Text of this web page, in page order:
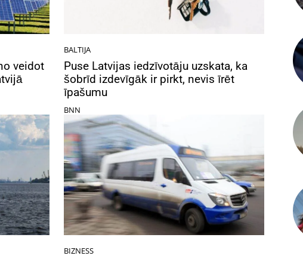
veidot
BALTIJA
Puse Latvijas iedzīvotāju uzskata, ka
šobrīd izdevīgāk ir pirkt, nevis īrēt
īpašumu
BNN
BIZNESS